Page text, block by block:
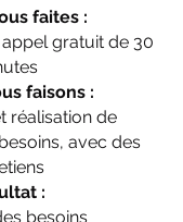
faites :
gratuit de 30
faisons :
réalisation de
avec des
:
besoins